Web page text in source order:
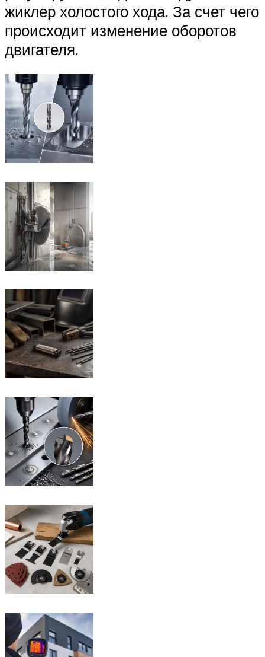
жиклер холостого хода. За счет чего
происходит изменение оборотов
двигателя.